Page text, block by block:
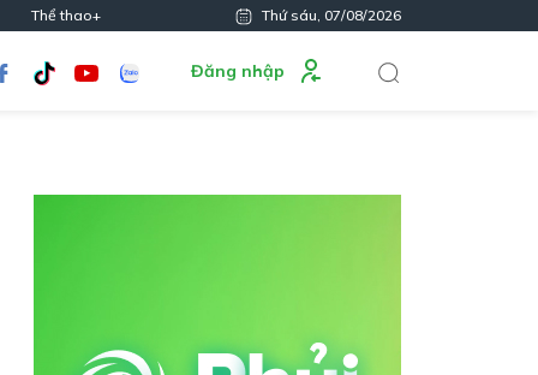
Thể thao+ Thứ sáu, 07/08/2026
Đăng nhập